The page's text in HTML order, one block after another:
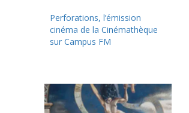
Perforations, l’émission
cinéma de la Cinémathèque
sur Campus FM